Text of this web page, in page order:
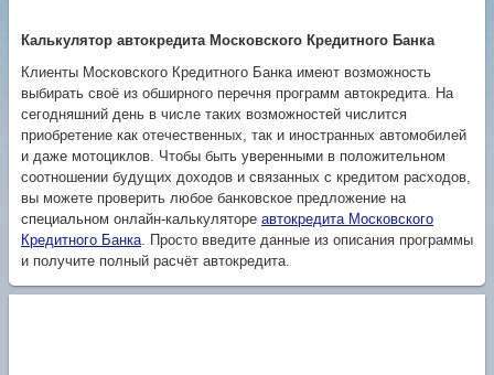
Калькулятор автокредита Московского Кредитного Банка
Клиенты Московского Кредитного Банка имеют возможность
выбирать своё из обширного перечня программ автокредита. На
сегодняшний день в числе таких возможностей числится
приобретение как отечественных, так и иностранных автомобилей
и даже мотоциклов. Чтобы быть уверенными в положительном
соотношении будущих доходов и связанных с кредитом расходов,
вы можете проверить любое банковское предложение на
специальном онлайн-калькуляторе автокредита Московского
Кредитного Банка . Просто введите данные из описания программы
и получите полный расчёт автокредита.